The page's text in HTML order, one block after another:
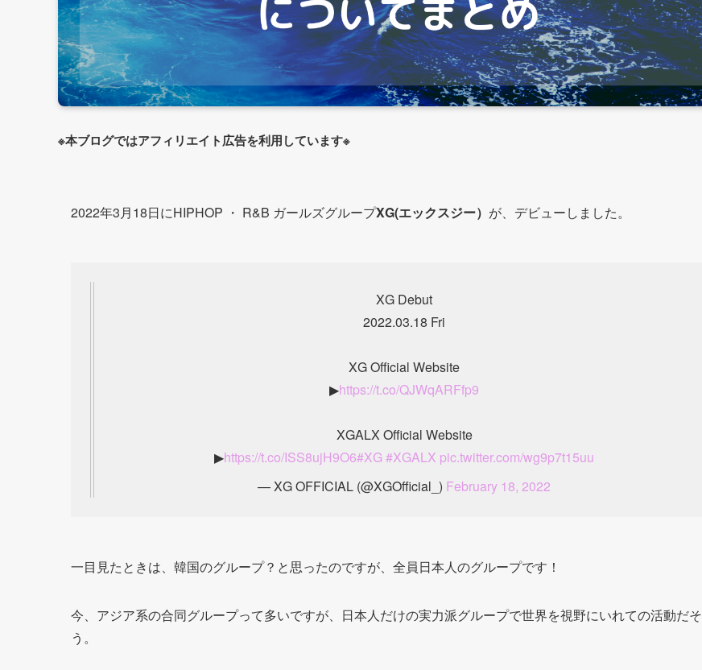
※本ブログではアフィリエイト広告を利用しています※
2022年3月18日にHIPHOP ・ R&B ガールズグループXG(エックスジー） が、デビューしました。
XG Debut
2022.03.18 Fri
XG Official Website
▶https://t.co/QJWqARFfp9
XGALX Official Website
▶https://t.co/ISS8ujH9O6#XG#XGALX pic.twitter.com/wg9p7t15uu
— XG OFFICIAL (@XGOfficial_) February 18, 2022
一目見たときは、韓国のグループ？と思ったのですが、全員日本人のグループです！
今、アジア系の合同グループって多いですが、日本人だけの実力派グループで世界を視野にいれての活動だそ
う。